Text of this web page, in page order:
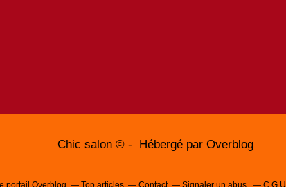
Chic salon © - Hébergé par Overblog
portail Overblog Top articles Contact Signaler un abus C.G.U.